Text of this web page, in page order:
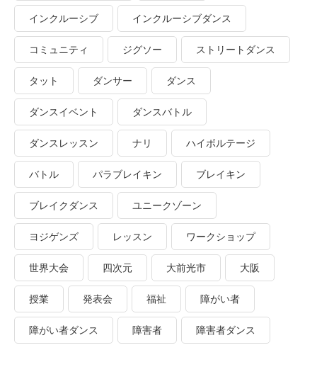
インクルーシブ インクルーシブダンス
コミュニティ ジグソー ストリートダンス
タット ダンサー ダンス
ダンスイベント ダンスバトル
ダンスレッスン ナリ ハイボルテージ
バトル パラブレイキン ブレイキン
ブレイクダンス ユニークゾーン
ヨジゲンズ レッスン ワークショップ
世界大会 四次元 大前光市 大阪
授業 発表会 福祉 障がい者
障がい者ダンス 障害者 障害者ダンス